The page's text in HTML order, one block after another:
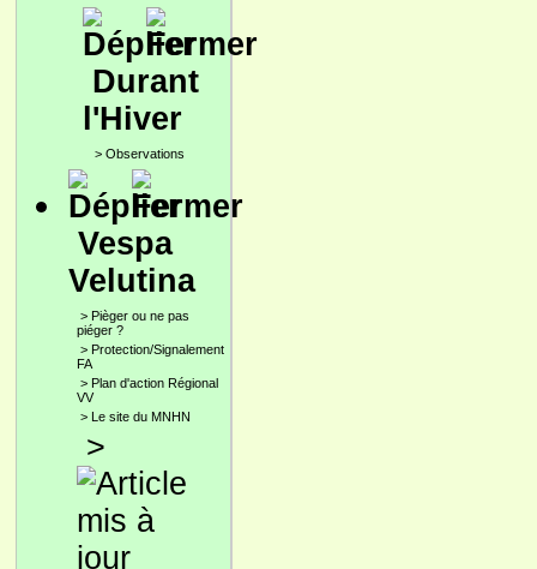
Durant
l'Hiver
> Observations
Vespa
Velutina
> Pièger ou ne pas
piéger ?
> Protection/Signalement
FA
> Plan d'action Régional
VV
> Le site du MNHN
>